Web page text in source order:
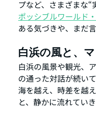
プなど、さまざまな“
ポッシブルワールド
ある気づきや、まだ
白浜の風と、
白浜の風景や観光、
の通った対話が続いて
海を越え、時差を越
と、静かに流れていき